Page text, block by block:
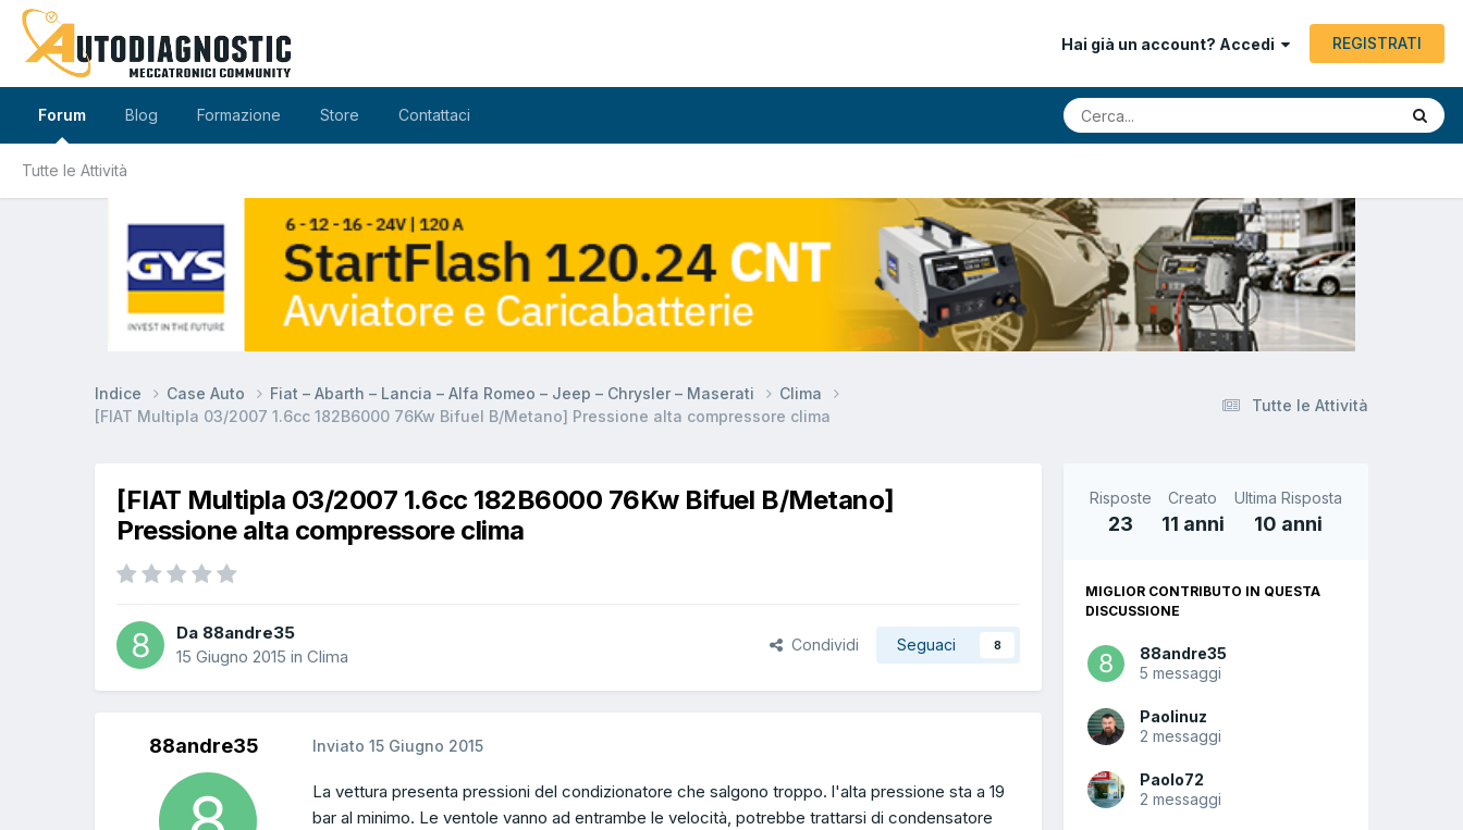
Hai già un account? Accedi REGISTRATI
Forum
Tutte le Attività
Blog Formazione Store Contattaci
Tutte le Attività
Indice Case Auto Fiat – Abarth – Lancia – Alfa Romeo – Jeep – Chrysler – Maserati
Clima
[FIAT Multipla 03/2007 1.6cc 182B6000 76Kw Bifuel B/Metano] Pressione alta compressore clima
[FIAT Multipla 03/2007 1.6cc 182B6000 76Kw Bifuel B/Metano]
Pressione alta compressore clima
Da 88andre35
15 Giugno 2015 in Clima
Condividi Seguaci 8
88andre35 Inviato 15 Giugno 2015
La vettura presenta pressioni del condizionatore che salgono troppo. l'alta pressione sta a 19
bar al minimo. Le ventole vanno ad entrambe le velocità, potrebbe trattarsi di condensatore
Risposte
23
Creato
11 anni
Ultima Risposta
10 anni
MIGLIOR CONTRIBUTO IN QUESTA
DISCUSSIONE
88andre35
5 messaggi
Paolinuz
2 messaggi
Paolo72
2 messaggi